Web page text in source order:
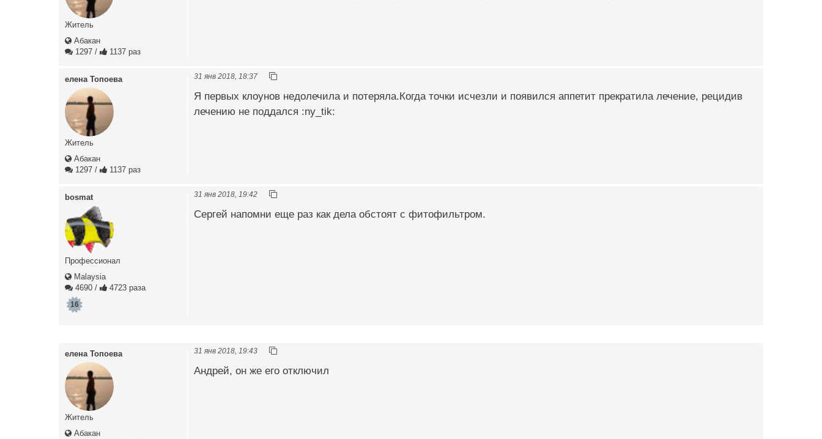
Житель
Абакан
1297 / 1137 раз
елена Топоева
Житель
Абакан
1297 / 1137 раз
31 янв 2018, 18:37
Я первых клоунов недолечила и потеряла.Когда точки исчезли и появился аппетит прекратила лечение, рецидив
лечению не поддался :ny_tik:
bosmat
Профессионал
Malaysia
4690 / 4723 раза
16
31 янв 2018, 19:42
Сергей напомни еще раз как дела обстоят с фитофильтром.
елена Топоева
Житель
Абакан
31 янв 2018, 19:43
Андрей, он же его отключил